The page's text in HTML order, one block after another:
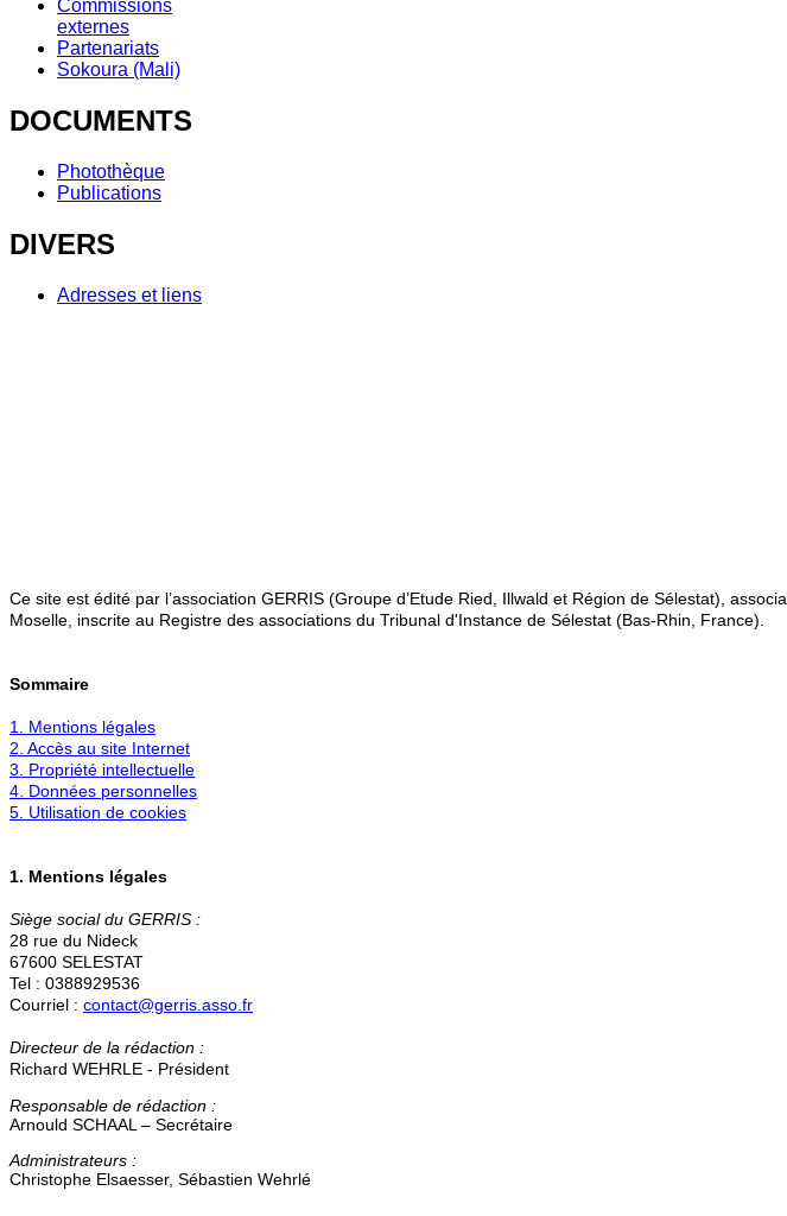
Commissions
externes
Partenariats
Sokoura (Mali)
DOCUMENTS
Photothèque
Publications
DIVERS
Adresses et liens
Ce site est édité par l’association GERRIS (Groupe d’Etude Ried, Illwald et Région de Sélestat),
Moselle, inscrite au Registre des associations du Tribunal d'Instance de Sélestat (Bas-Rhin, France).
Sommaire
1. Mentions légales
2. Accès au site Internet
3. Propriété intellectuelle
4. Données personnelles
5. Utilisation de cookies
1. Mentions légales
Siège social du GERRIS :
28 rue du Nideck
67600 SELESTAT
Tel : 0388929536
Courriel : contact@gerris.asso.fr
Directeur de la rédaction :
Richard WEHRLE - Président
Responsable de rédaction :
Arnould SCHAAL – Secrétaire
Administrateurs :
Christophe Elsaesser, Sébastien Wehrlé